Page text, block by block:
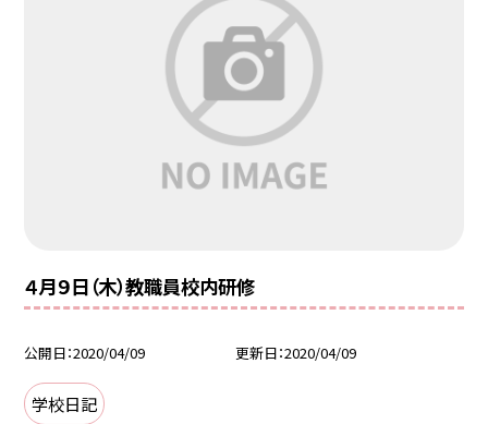
４月９日（木）教職員校内研修
公開日 2020/04/09 更新日 2020/04/09
学校日記